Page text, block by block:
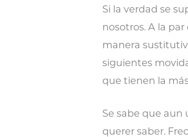
Si la verdad se
nosotros. A la
manera
siguientes
que tienen la
Se sabe que
querer saber.